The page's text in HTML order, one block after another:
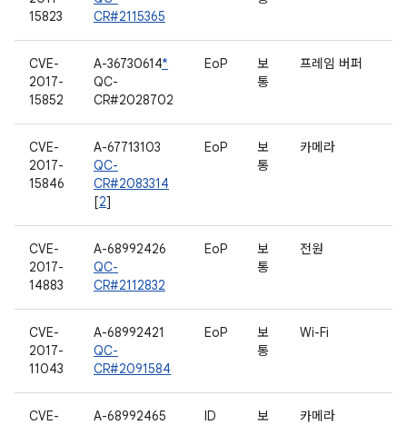
15823
CR#2115365
CVE-
2017-
15852
A-36730614*
QC-
CR#2028702
EoP
보
통
프레임 버퍼
CVE-
2017-
15846
A-67713103
QC-
CR#2083314
[2]
EoP
보
통
카메라
CVE-
2017-
14883
A-68992426
QC-
CR#2112832
EoP
보
통
전원
CVE-
2017-
11043
A-68992421
QC-
CR#2091584
EoP
보
통
Wi-Fi
CVE-
A-68992465
ID
보
카메라